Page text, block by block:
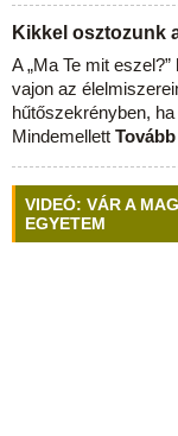
Kikkel osztozunk
A „Ma Te mit
vajon az
hűtőszekrényben,
Mindemellett
VIDEÓ: VÁR A
EGYETEM